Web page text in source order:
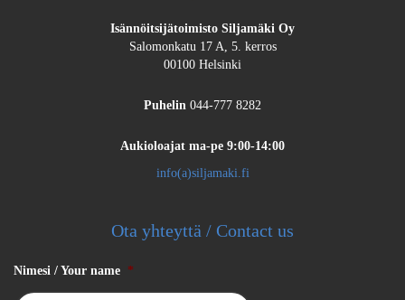
Isännöitsijätoimisto Siljamäki Oy
Salomonkatu 17 A, 5. kerros
00100 Helsinki
Puhelin 044-777 8282
Aukioloajat ma-pe 9:00-14:00
info(a)siljamaki.fi
Ota yhteyttä / Contact us
Nimesi / Your name *